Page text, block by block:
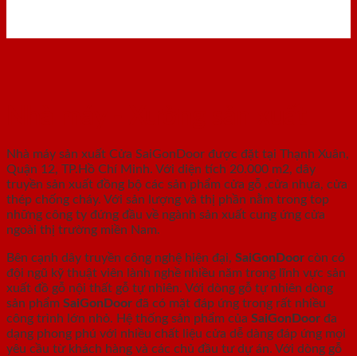
Nhà máy sản xuất Cửa SaiGonDoor được đặt tại Thạnh Xuân,
Quận 12, TP.Hồ Chí Minh. Với diện tích 20.000 m2, dây
truyền sản xuất đồng bộ các sản phẩm cửa gỗ ,cửa nhựa, cửa
thép chống cháy. Với sản lượng và thị phần nằm trong top
những công ty đứng đầu về ngành sản xuất cung ứng cửa
ngoài thị trường miền Nam.
Bên cạnh dây truyền công nghệ hiện đại, SaiGonDoor còn có
đội ngũ kỹ thuật viên lành nghề nhiều năm trong lĩnh vực sản
xuất đồ gỗ nội thất gỗ tự nhiên. Với dòng gỗ tự nhiên dòng
sản phẩm SaiGonDoor đã có mặt đáp ứng trong rất nhiều
công trình lớn nhỏ. Hệ thống sản phẩm của SaiGonDoor đa
dạng phong phú với nhiều chất liệu cửa dễ dàng đáp ứng mọi
yêu cầu từ khách hàng và các chủ đầu tư dự án. Với dòng gỗ